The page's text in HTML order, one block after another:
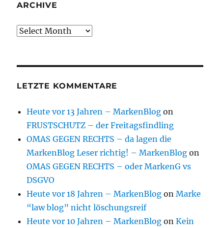
ARCHIVE
Archive
LETZTE KOMMENTARE
Heute vor 13 Jahren – MarkenBlog on
FRUSTSCHUTZ – der Freitagsfindling
OMAS GEGEN RECHTS – da lagen die
MarkenBlog Leser richtig! – MarkenBlog on
OMAS GEGEN RECHTS – oder MarkenG vs
DSGVO
Heute vor 18 Jahren – MarkenBlog onMarke
“law blog” nicht löschungsreif
Heute vor 10 Jahren – MarkenBlog onKein